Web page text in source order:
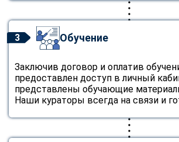
3 Обучение
Заключив договор и оплатив
предоставлен доступ в личный
представлены обучающие
Наши кураторы всегда на связи и